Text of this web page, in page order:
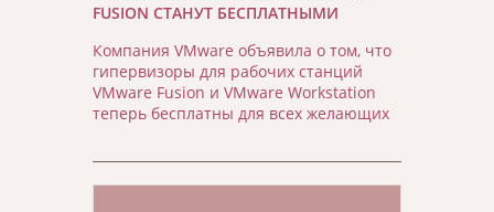
FUSION СТАНУТ БЕСПЛАТНЫМИ
Компания VMware объявила о том, что
гипервизоры для рабочих станций
VMware Fusion и VMware Workstation
теперь бесплатны для всех желающих